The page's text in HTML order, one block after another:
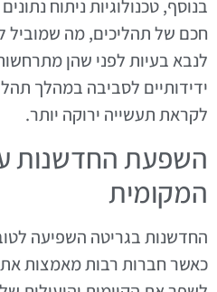
בנוסף, טכנולוגיות ניתוח
חכם של תהליכים, מה שמוביל
לנבא בעיות לפני שהן
ידידותיים לסביבה במהלך
לקראת תעשייה ירוקה יותר.
השפעת החדשנות
המקומית
החדשנות בגריטה השפיעה
כאשר חברות רבות מאמצות את